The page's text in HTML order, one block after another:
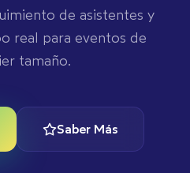
de asistentes y
real para eventos de
tamaño.
Saber Más